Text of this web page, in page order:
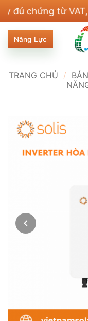
qua
nội
dung
từ VAT, CO,
Năng Lực
TRANG CHỦ /